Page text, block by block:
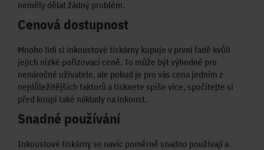
neměly dělat žádný problém.
Cenová dostupnost
Mnoho lidí si inkoustové tiskárny kupuje v první řadě kvůli
jejich nízké pořizovací ceně. To může být výhodné pro
nenáročné uživatele, ale pokud je pro vás cena jedním z
nejdůležitějších faktorů a tisknete spíše více, spočítejte si
před koupí také náklady na inkoust.
Snadné používání
Inkoustové tiskárny se navíc poměrně snadno používají a